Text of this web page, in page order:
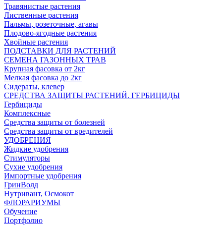
Травянистые растения
Лиственные растения
Пальмы, розеточные, агавы
Плодово-ягодные растения
Хвойные растения
ПОДСТАВКИ ДЛЯ РАСТЕНИЙ
СЕМЕНА ГАЗОННЫХ ТРАВ
Крупная фасовка от 2кг
Мелкая фасовка до 2кг
Сидераты, клевер
СРЕДСТВА ЗАЩИТЫ РАСТЕНИЙ. ГЕРБИЦИДЫ
Гербициды
Комплексные
Средства защиты от болезней
Средства защиты от вредителей
УДОБРЕНИЯ
Жидкие удобрения
Стимуляторы
Сухие удобрения
Импортные удобрения
ГринВолд
Нутривант, Осмокот
ФЛОРАРИУМЫ
Обучение
Портфолио